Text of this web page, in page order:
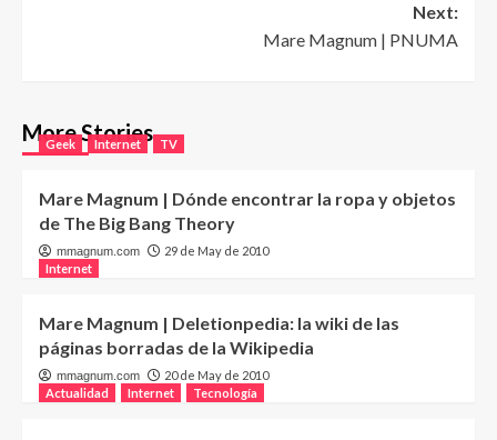
Next:
Mare Magnum | PNUMA
More Stories
Geek Internet TV
Mare Magnum | Dónde encontrar la ropa y objetos
de The Big Bang Theory
mmagnum.com
29 de May de 2010
Internet
Mare Magnum | Deletionpedia: la wiki de las
páginas borradas de la Wikipedia
mmagnum.com
20 de May de 2010
Actualidad
Internet Tecnología